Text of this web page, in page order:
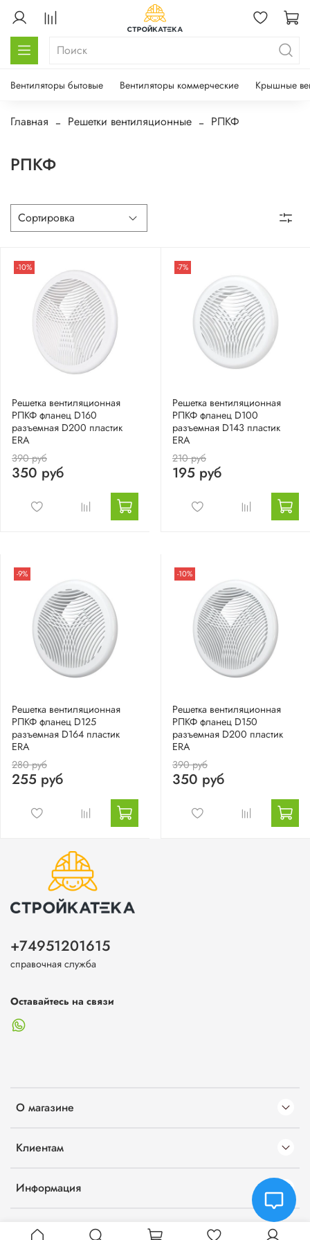
Вентиляторы бытовые Вентиляторы коммерческие Крышные
Главная Решетки вентиляционные РПКФ
РПКФ
-10%
Решетка вентиляционная
РПКФ фланец D160
разъемная D200 пластик
ERA
390 руб
350 руб
-7%
Решетка вентиляционная
РПКФ фланец D100
разъемная D143 пластик
ERA
210 руб
195 руб
-9%
Решетка вентиляционная
РПКФ фланец D125
разъемная D164 пластик
ERA
280 руб
255 руб
-10%
Решетка вентиляционная
РПКФ фланец D150
разъемная D200 пластик
ERA
390 руб
350 руб
О магазине
Клиентам
Информация
+74951201615
справочная служба
Оставайтесь на связи